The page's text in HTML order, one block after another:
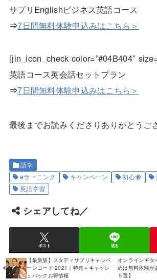
サプリEnglishビジネス英語コース
⇒7日間無料体験申込みはこちら＞
[jin_icon_check color=”#04B404″
英語コース英会話セットプラン
⇒7日間無料体験申込みはこちら＞
最後までお読みくださりありがとうご
語学
eラーニング
キャンペーン 初心者
英語学習
シェアしてね／
ポスト 送る
【最新版】スタディサプリキャンペ
ーンコード 2021｜特典＋キャッシ
ュバックお得情報
オンラインギタ
めは無料体験が
５選】